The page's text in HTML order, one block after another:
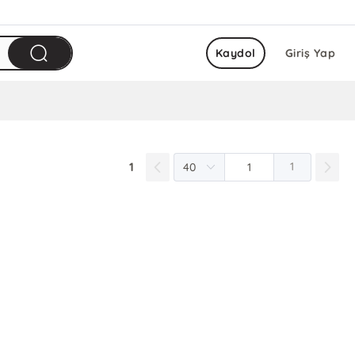
Giriş Yap
Kaydol
1 1